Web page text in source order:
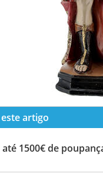
artigo
até 1500€ de